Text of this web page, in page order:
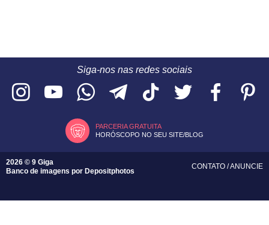
Siga-nos nas redes sociais
PARCERIA GRATUITA
HORÓSCOPO NO SEU SITE/BLOG
2026 © 9 Giga
Banco de imagens por Depositphotos
CONTATO /ANUNCIE